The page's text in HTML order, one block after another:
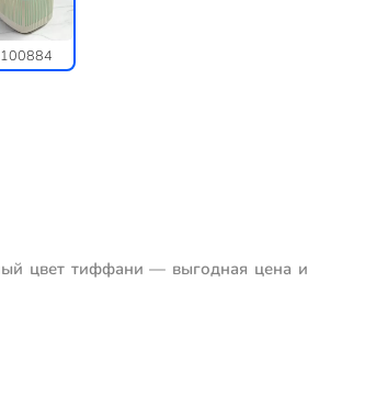
100884
цвет тиффани — выгодная цена и